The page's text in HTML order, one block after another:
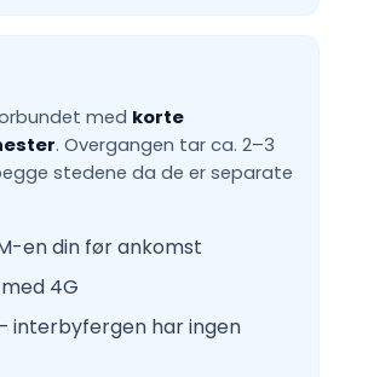
med korte
. Overgangen tar ca. 2–3
stedene da de er separate
en din før ankomst
4G
interbyfergen har ingen